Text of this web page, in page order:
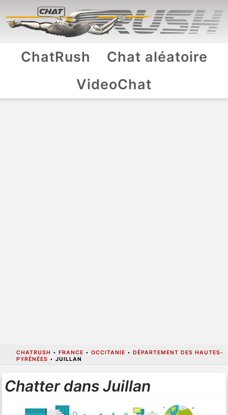
ChatRush
Chat aléatoire
VideoChat
CHATRUSH • FRANCE • OCCITANIE • DÉPARTEMENT DES HAUTES-
PYRÉNÉES • JUILLAN
Chatter dans Juillan